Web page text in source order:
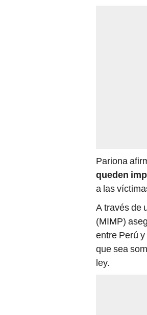
Pariona
queden
a las
A través de
(MIMP)
entre Perú
que sea
ley.